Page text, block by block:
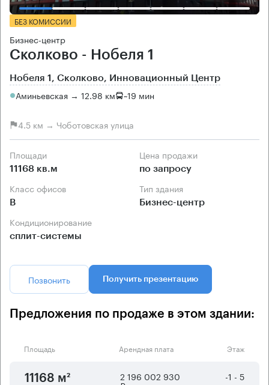
БЕЗ КОМИССИИ
Бизнес-центр
Сколково - Нобеля 1
Нобеля 1, Сколково, Инновационный Центр
Аминьевская → 12.98 км ~19 мин
4.5 км → Чоботовская улица
Площади
11168 кв.м
Цена продажи
по запросу
Класс офисов
B
Тип здания
Бизнес-центр
Кондиционирование
сплит-системы
Позвонить Получить презентацию
Предложения по продаже в этом здании:
Площадь Арендная плата Этаж
11168 м² 2 196 002 930 -1 - 5